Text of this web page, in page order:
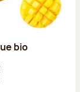
bio